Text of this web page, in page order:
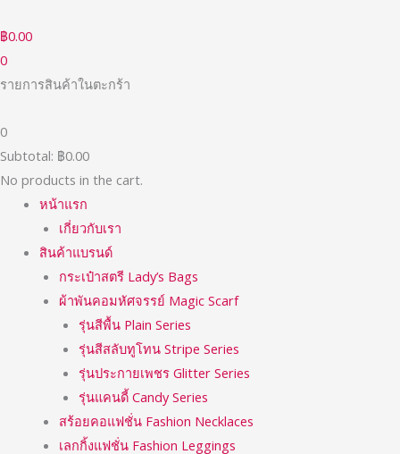
to
content
฿0.00
0
รายการสินค้าในตะกร้า
0
Subtotal: ฿0.00
No products in the cart.
หน้าแรก
เกี่ยวกับเรา
สินค้าแบรนด์
กระเป๋าสตรี Lady’s Bags
ผ้าพันคอมหัศจรรย์ Magic Scarf
รุ่นสีพื้น Plain Series
รุ่นสีสลับทูโทน Stripe Series
รุ่นประกายเพชร Glitter Series
รุ่นแคนดี้ Candy Series
สร้อยคอแฟชั่น Fashion Necklaces
เลกกิ้งแฟชั่น Fashion Leggings